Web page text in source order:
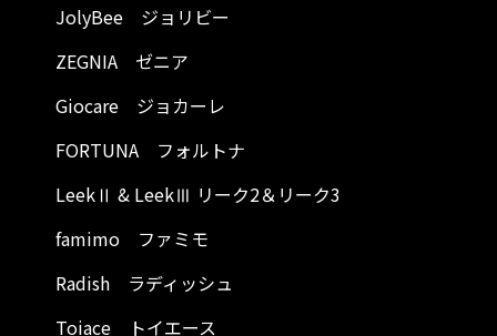
JolyBee ジョリビー
ZEGNIA ゼニア
Giocare ジョカーレ
FORTUNA フォルトナ
LeekⅡ & LeekⅢ リーク2＆リーク3
famimo ファミモ
Radish ラディッシュ
Toiace トイエース